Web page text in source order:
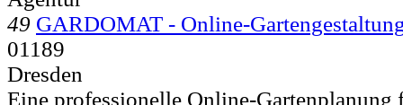
49 GARDOMAT - Online-
01189
Dresden
Eine professionelle Online-Gartenplanung